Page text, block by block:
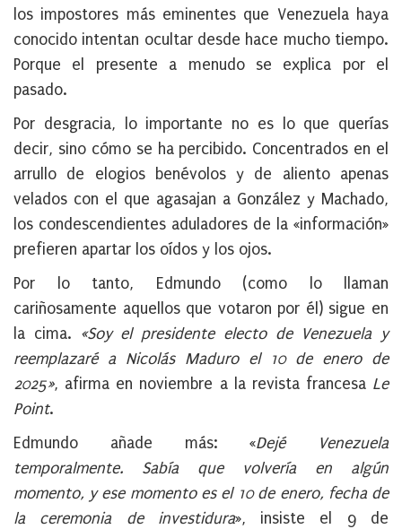
los impostores más eminentes que Venezuela haya
conocido intentan ocultar desde hace mucho tiempo.
Porque el presente a menudo se explica por el
pasado.
Por desgracia, lo importante no es lo que querías
decir, sino cómo se ha percibido. Concentrados en el
arrullo de elogios benévolos y de aliento apenas
velados con el que agasajan a González y Machado,
los condescendientes aduladores de la «información»
prefieren apartar los oídos y los ojos.
Por lo tanto, Edmundo (como lo llaman
cariñosamente aquellos que votaron por él) sigue en
la cima. «Soy el presidente electo de Venezuela y
reemplazaré a Nicolás Maduro el 10 de enero de
2025», afirma en noviembre a la revista francesa Le
Point.
Edmundo añade más: «Dejé Venezuela
temporalmente. Sabía que volvería en algún
momento, y ese momento es el 10 de enero, fecha de
la ceremonia de investidura», insiste el 9 de